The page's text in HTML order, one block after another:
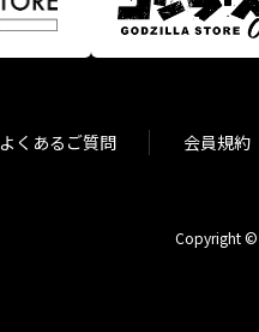
よくあるご質問 会員規約
Copyright ©